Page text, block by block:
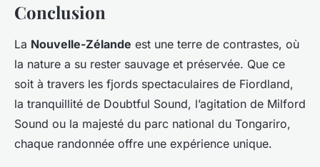
Conclusion
La Nouvelle-Zélande est une terre de contrastes, où
la nature a su rester sauvage et préservée. Que ce
soit à travers les fjords spectaculaires de Fiordland,
la tranquillité de Doubtful Sound, l’agitation de Milford
Sound ou la majesté du parc national du Tongariro,
chaque randonnée offre une expérience unique.